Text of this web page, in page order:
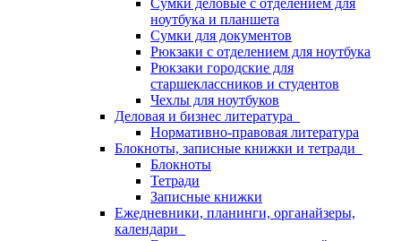
Сумки деловые с отделением для
ноутбука и планшета
Сумки для документов
Рюкзаки с отделением для ноутбука
Рюкзаки городские для
старшеклассников и студентов
Чехлы для ноутбуков
Деловая и бизнес литература
Нормативно-правовая литература
Блокноты, записные книжки и тетради
Блокноты
Тетради
Записные книжки
Ежедневники, планинги, органайзеры,
календари